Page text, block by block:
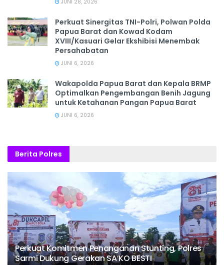
JUNI 28, 2026
‎Perkuat Sinergitas TNI-Polri, Polwan Polda
Papua Barat dan Kowad Kodam
XVIII/Kasuari Gelar Ekshibisi Menembak
Persahabatan
JUNI 6, 2026
Wakapolda Papua Barat dan Kepala BRMP
Optimalkan Pengembangan Benih Jagung
untuk Ketahanan Pangan Papua Barat
JUNI 6, 2026
Berita Polres
Perkuat Komitmen Penanganan Stunting, Polres
Sarmi Dukung Gerakan SA’KO BESTI